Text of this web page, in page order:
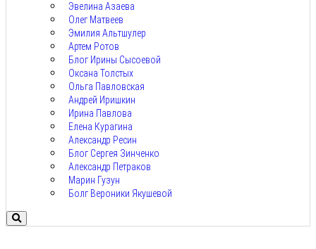
Эвелина Азаева
Олег Матвеев
Эмилия Альтшулер
Артем Ротов
Блог Ирины Сысоевой
Оксана Толстых
Ольга Павловская
Андрей Иришкин
Ирина Павлова
Елена Курагина
Александр Ресин
Блог Сергея Зинченко
Александр Петраков
Марин Гузун
Болг Вероники Якушевой